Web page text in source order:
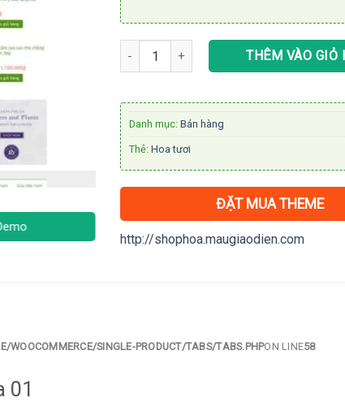
Theme WordPress cửa hàng bán hoa 01
THÊM VÀO GIỎ
Danh mục:Bán hàng
Thẻ:Hoa tươi
ĐẶT MUA THEME
http://shophoa.maugiaodien.com
WOOCOMMERCE/SINGLE-PRODUCT/TABS/TABS.PHPON LINE58
01